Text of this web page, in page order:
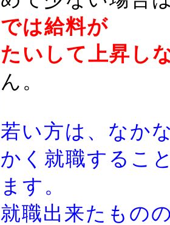
では給料が
たいして上昇し
ん。
若い方は、なか
かく就職するこ
ます。
就職出来たもの